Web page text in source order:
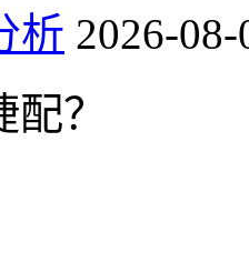
析 2026-
？